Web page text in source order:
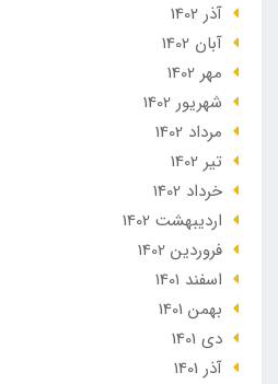
آذر 1402
آبان 1402
مهر 1402
شهریور 1402
مرداد 1402
تير 1402
خرداد 1402
ارديبهشت 1402
فروردین 1402
اسفند 1401
بهمن 1401
دی 1401
آذر 1401